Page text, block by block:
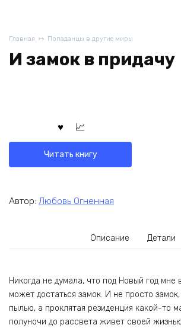
Главная Попаданцы в другие миры
И замок в придачу
Читать книгу
Автор: Любовь Огненная
Описание Детали
Никогда не думала, что под Новый год мне
может достаться замок. И не просто
пылью, а проклятая резиденция какой-то
полуночи до рассвета живет своей